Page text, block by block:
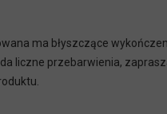
ma błyszczące
liczne przebarwienia,